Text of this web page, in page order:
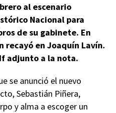
al escenario
Nacional para
de su gabinete. En
recayó en Joaquín Lavín.
adjunto a la nota.
se anunció el nuevo
Sebastián Piñera,
y alma a escoger un